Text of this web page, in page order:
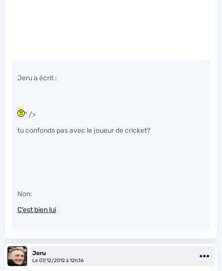
Jeru a écrit :
" />
tu confonds pas avec le joueur de cricket?
Non:
C’est bien lui
Jeru
Le 07/12/2012 à 12h36